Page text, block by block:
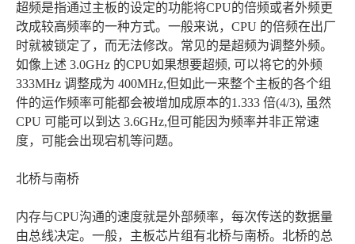
超频是指通过主板的设定的功能将CPU的倍频或者外频更
改成较高频率的一种方式。一般来说，CPU 的倍频在出厂
时就被锁定了，而无法修改。常见的是超频为调整外频。
如像上述 3.0GHz 的CPU如果想要超频, 可以将它的外频
333MHz 调整成为 400MHz,但如此一来整个主板的各个组
件的运作频率可能都会被增加成原本的1.333 倍(4/3), 虽然
CPU 可能可以到达 3.6GHz,但可能因为频率并非正常速
度，可能会出现宕机等问题。
北桥与南桥
内存与CPU沟通的速度就是外部频率，每次传送的数据量
由总线决定。一般，主板芯片组有北桥与南桥。北桥的总